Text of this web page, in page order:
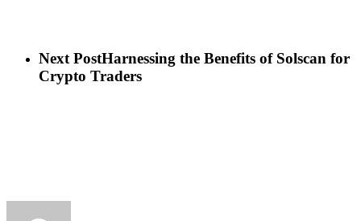
Next PostHarnessing the Benefits of Solscan for
Crypto Traders